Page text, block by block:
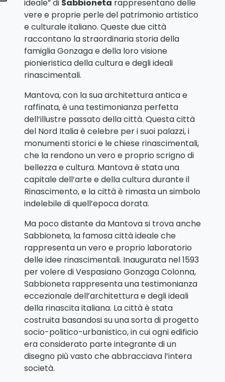
ideale” di Sabbioneta rappresentano delle
vere e proprie perle del patrimonio artistico
e culturale italiano. Queste due città
raccontano la straordinaria storia della
famiglia Gonzaga e della loro visione
pionieristica della cultura e degli ideali
rinascimentali.
Mantova, con la sua architettura antica e
raffinata, è una testimonianza perfetta
dell’illustre passato della città. Questa città
del Nord Italia è celebre per i suoi palazzi, i
monumenti storici e le chiese rinascimentali,
che la rendono un vero e proprio scrigno di
bellezza e cultura. Mantova è stata una
capitale dell’arte e della cultura durante il
Rinascimento, e la città è rimasta un simbolo
indelebile di quell’epoca dorata.
Ma poco distante da Mantova si trova anche
Sabbioneta, la famosa città ideale che
rappresenta un vero e proprio laboratorio
delle idee rinascimentali. Inaugurata nel 1593
per volere di Vespasiano Gonzaga Colonna,
Sabbioneta rappresenta una testimonianza
eccezionale dell’architettura e degli ideali
della rinascita italiana. La città è stata
costruita basandosi su una sorta di progetto
socio-politico-urbanistico, in cui ogni edificio
era considerato parte integrante di un
disegno più vasto che abbracciava l’intera
società.